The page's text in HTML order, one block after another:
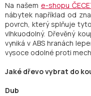
Na našem e-shopu
nábytek například od
povrch, který splňuje
vlhkuodolný. Dřevěný
vyniká v ABS hranách
vysoce odolné proti
Jaké dřevo vybrat do
Dub